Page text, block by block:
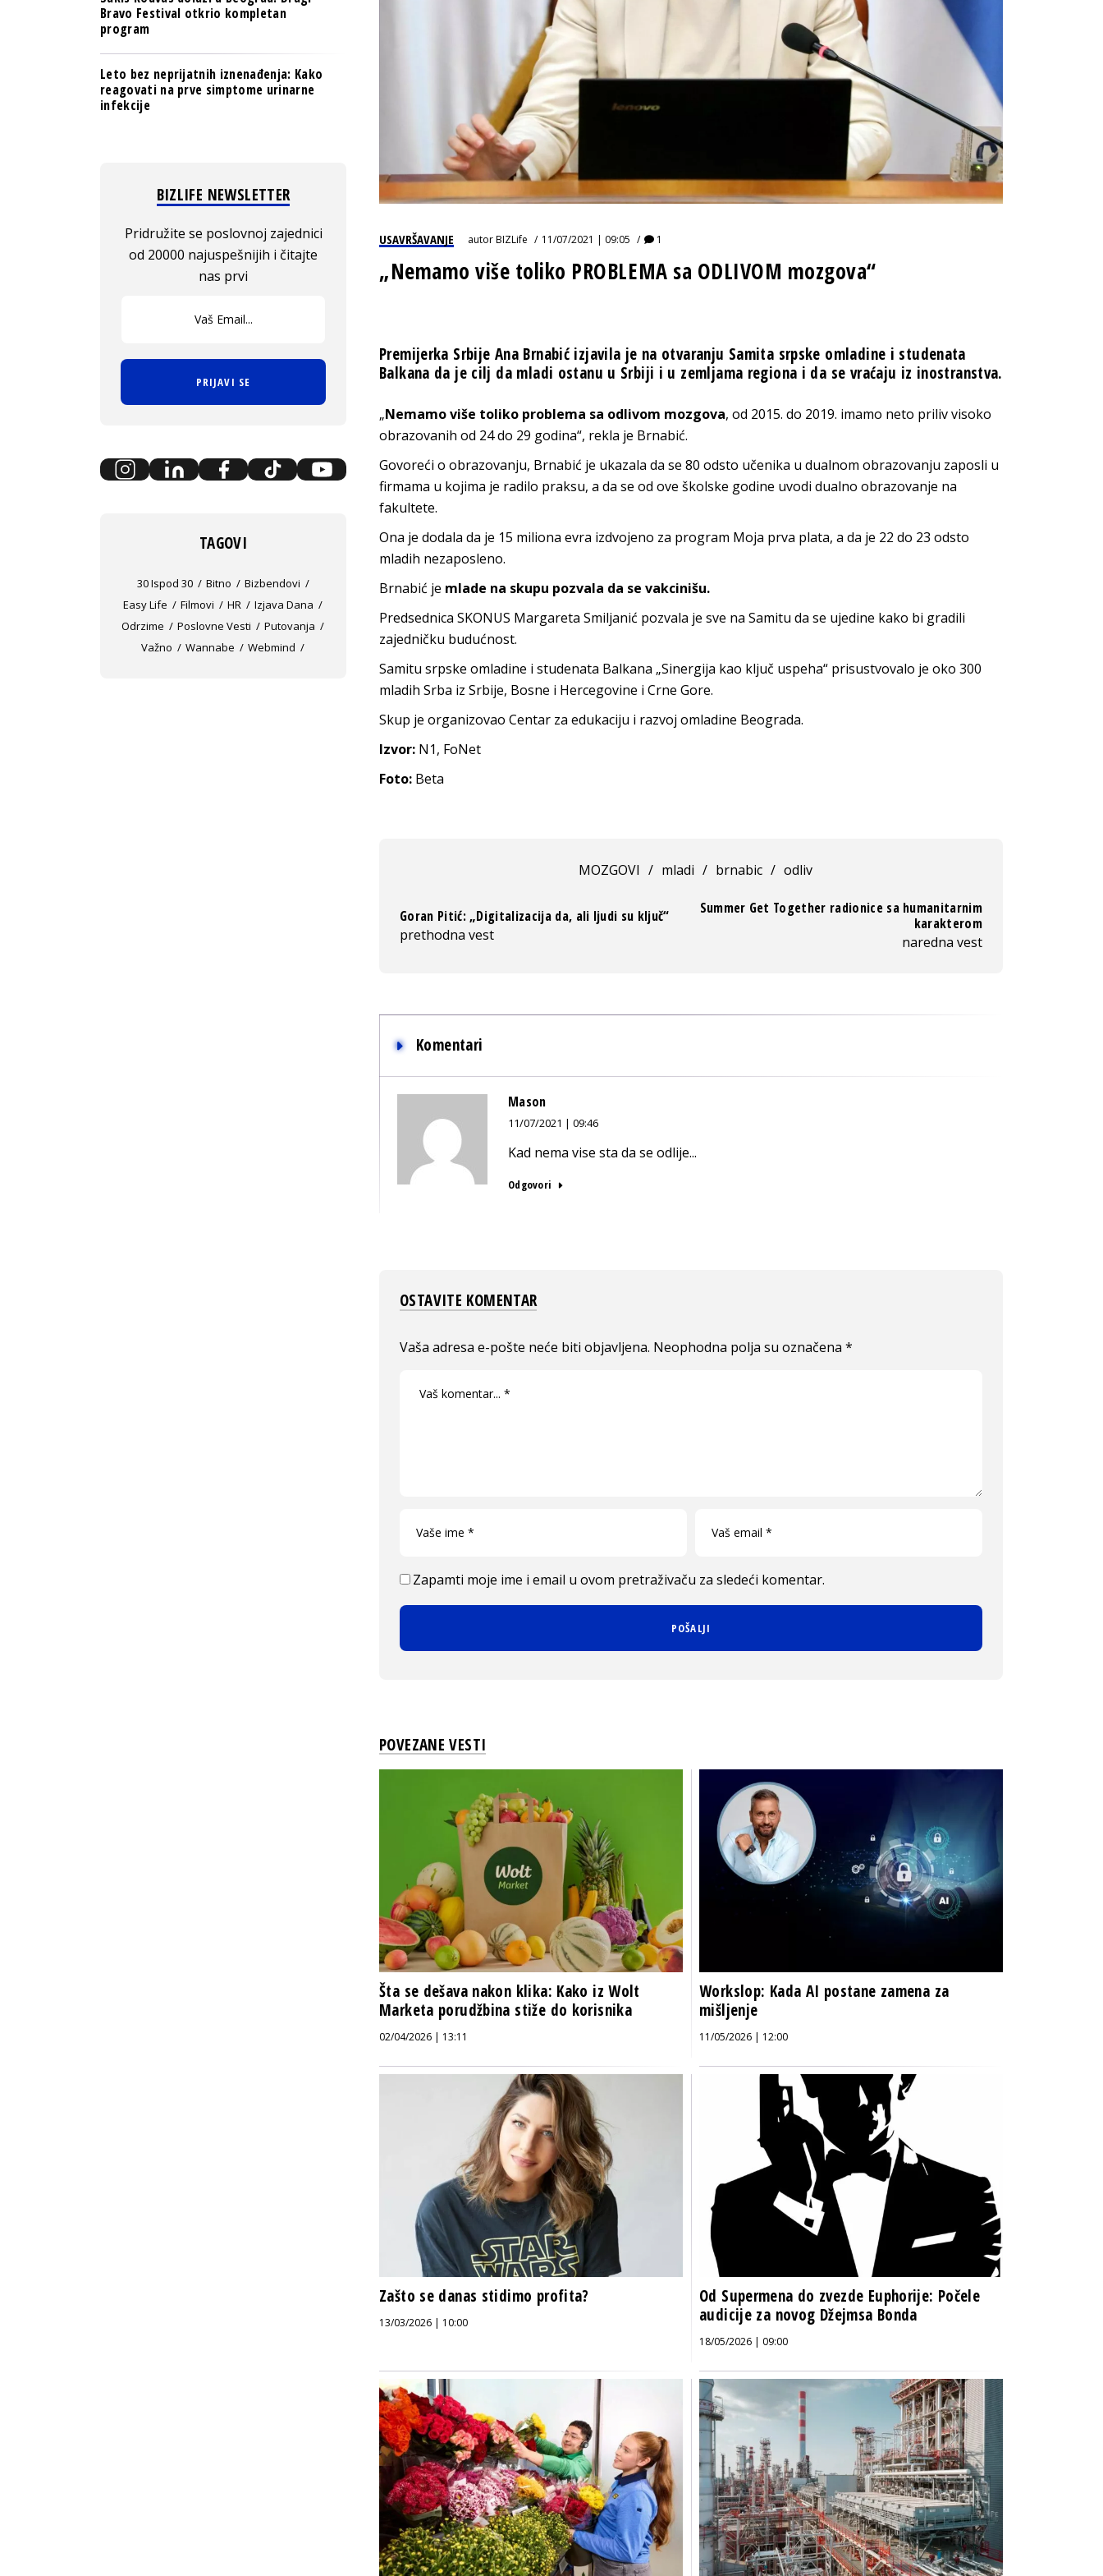
USAVRŠAVANJE autorBIZLife 11/07/2021 | 09:05 1
„Nemamo više toliko PROBLEMA sa ODLIVOM mozgova“
Premijerka Srbije Ana Brnabić izjavila je na otvaranju Samita srpske omladine i studenata
Balkana da je cilj da mladi ostanu u Srbiji i u zemljama regiona i da se vraćaju iz inostranstva.
„Nemamo više toliko problema sa odlivom mozgova, od 2015. do 2019. imamo neto priliv visoko
obrazovanih od 24 do 29 godina“, rekla je Brnabić.
Govoreći o obrazovanju, Brnabić je ukazala da se 80 odsto učenika u dualnom obrazovanju zaposli u
firmama u kojima je radilo praksu, a da se od ove školske godine uvodi dualno obrazovanje na
fakultete.
Ona je dodala da je 15 miliona evra izdvojeno za program Moja prva plata, a da je 22 do 23 odsto
mladih nezaposleno.
Brnabić je mlade na skupu pozvala da se vakcinišu.
Predsednica SKONUS Margareta Smiljanić pozvala je sve na Samitu da se ujedine kako bi gradili
zajedničku budućnost.
Samitu srpske omladine i studenata Balkana „Sinergija kao ključ uspeha“ prisustvovalo je oko 300
mladih Srba iz Srbije, Bosne i Hercegovine i Crne Gore.
Skup je organizovao Centar za edukaciju i razvoj omladine Beograda.
Izvor: N1, FoNet
Foto: Beta
MOZGOVI / mladi / brnabic / odliv
Goran Pitić: „Digitalizacija da, ali ljudi su ključ“
prethodna vest
Summer Get Together radionice sa humanitarnim
karakterom
naredna vest
Komentari
Mason
11/07/2021 | 09:46
Kad nema vise sta da se odlije...
Odgovori
OSTAVITE KOMENTAR
Vaša adresa e-pošte neće biti objavljena. Neophodna polja su označena *
Zapamti moje ime i email u ovom pretraživaču za sledeći komentar.
POVEZANE VESTI
Šta se dešava nakon klika: Kako iz Wolt
Marketa porudžbina stiže do korisnika
02/04/2026 | 13:11
Workslop: Kada AI postane zamena za
mišljenje
11/05/2026 | 12:00
Zašto se danas stidimo profita?
13/03/2026 | 10:00
Od Supermena do zvezde Euphorije: Počele
audicije za novog Džejmsa Bonda
18/05/2026 | 09:00
Bravo Festival otkrio kompletan
program
Leto bez neprijatnih iznenađenja: Kako
reagovati na prve simptome urinarne
infekcije
BIZLIFE NEWSLETTER
Pridružite se poslovnoj zajednici
od 20000 najuspešnijih i čitajte
nas prvi
PRIJAVI SE
TAGOVI
30 Ispod 30 Bitno
Bizbendovi
Easy Life
Filmovi HR
Izjava Dana
Odrzime
Poslovne Vesti
Putovanja
Važno
Wannabe Webmind